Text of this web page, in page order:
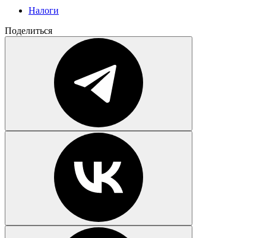
Налоги
Поделиться